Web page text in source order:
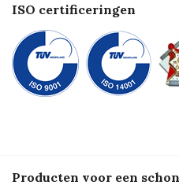
ISO certificeringen
Producten voor een